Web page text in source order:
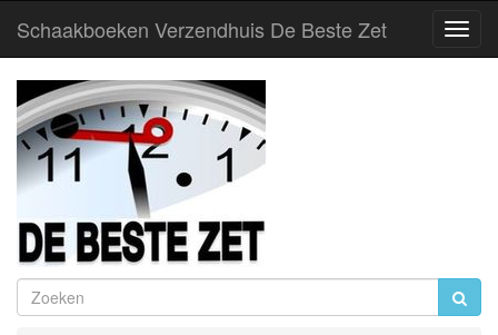
Schaakboeken Verzendhuis De Beste Zet